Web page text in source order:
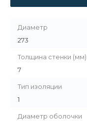
Диаметр
273
Толщина стенки (мм)
7
Тип изоляции
1
Диаметр оболочки